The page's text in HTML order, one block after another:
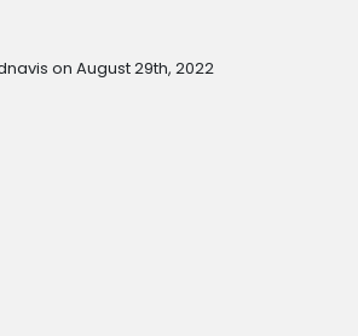
on August 29th, 2022